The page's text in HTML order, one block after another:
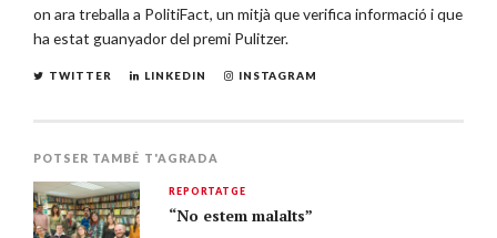
on ara treballa a PolitiFact, un mitjà que verifica informació i que
ha estat guanyador del premi Pulitzer.
TWITTER LINKEDIN INSTAGRAM
POTSER TAMBÉ T'AGRADA
REPORTATGE
“No estem malalts”